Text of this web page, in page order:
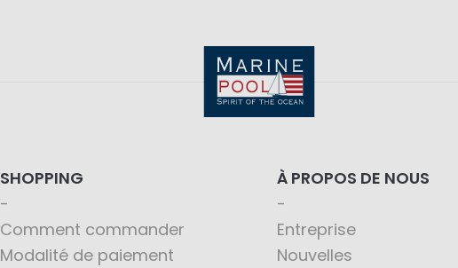
SHOPPING
Comment commander
Modalité de paiement
À PROPOS DE NOUS
Entreprise
Nouvelles